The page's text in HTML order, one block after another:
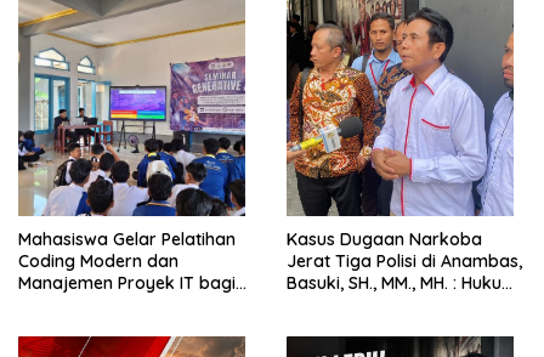
Mahasiswa Gelar Pelatihan
Coding Modern dan
Manajemen Proyek IT bagi
Kasus Dugaan Narkoba
Jerat Tiga Polisi di Anambas,
Basuki, SH., MM., MH. : Hukum